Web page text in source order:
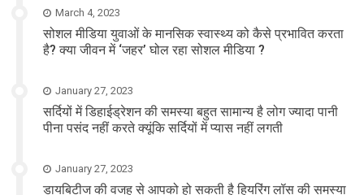
March 4, 2023
सोशल मीडिया युवाओं के मानसिक स्वास्थ्य को कैसे प्रभावित करता
है? क्या जीवन में ‘जहर’ घोल रहा सोशल मीडिया ?
January 27, 2023
सर्दियों में डिहाईड्रेशन की समस्या बहुत सामान्य है लोग ज्यादा पानी
पीना पसंद नहीं करते क्यूंकि सर्दियों में प्यास नहीं लगती
January 27, 2023
डायबिटीज की वजह से आपको हो सकती है हियरिंग लॉस की समस्या